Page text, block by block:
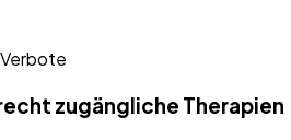
zugängliche Therapien